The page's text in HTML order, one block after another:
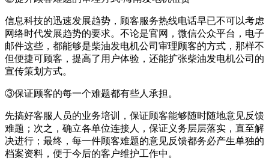
信息科技的迅速发展趋势，顾客服务热线电话早已不可以考虑
网络时代发展趋势的要求。不论是官网，微信公众平台，电子
邮件这些，都能够是柴油发电机公司审理顾客的方式，那样不
但便捷可顾客，提高了用户体验，还能扩张柴油发电机公司的
宣传策划方式。
③保证顾客的每一个难题都有些人承担。
先搞好客服人员的业务培训，保证顾客能够随时随地意见反馈
难题；次之，确立各单位连接人，保证义务层层落实，直至解
决进行；最终，每一件顾客难题的意见反馈都务必产生单独的
档案资料，便于今后的客户维护工作中。